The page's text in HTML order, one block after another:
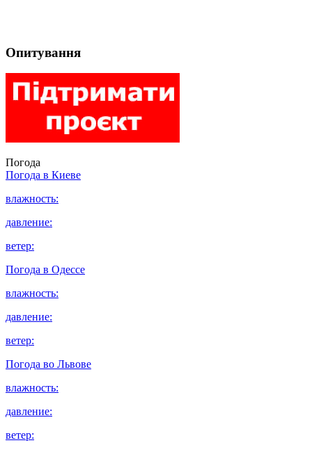
Опитування
Погода
Погода в Киеве
влажность:
давление:
ветер:
Погода в Одессе
влажность:
давление:
ветер:
Погода во Львове
влажность:
давление:
ветер: